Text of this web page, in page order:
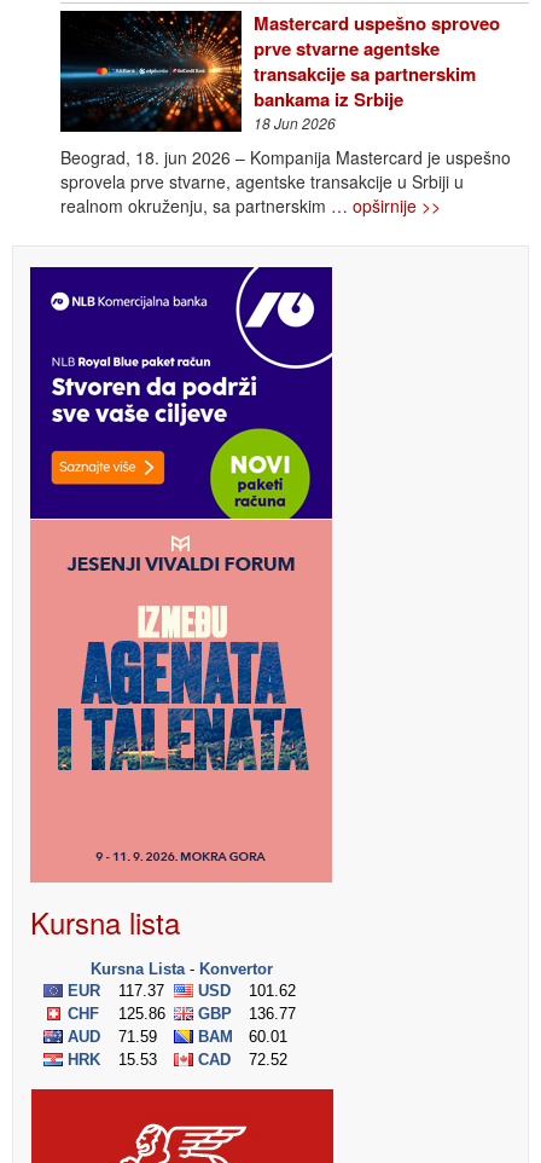
Mastercard uspešno sproveo
prve stvarne agentske
transakcije sa partnerskim
bankama iz Srbije
18 Jun 2026
Beograd, 18. jun 2026 – Kompanija Mastercard je uspešno
sprovela prve stvarne, agentske transakcije u Srbiji u
realnom okruženju, sa partnerskim … opširnije >>
Kursna lista